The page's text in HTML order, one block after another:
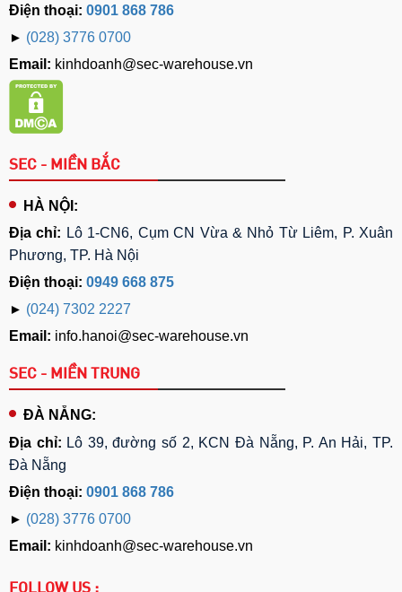
Điện thoại: 0901 868 786
► (028) 3776 0700
Email: kinhdoanh@sec-warehouse.vn
SEC - MIỀN BẮC
HÀ NỘI:
Địa chỉ: Lô 1-CN6, Cụm CN Vừa & Nhỏ Từ Liêm, P. Xuân
Phương, TP. Hà Nội
Điện thoại: 0949 668 875
► (024) 7302 2227
Email: info.hanoi@sec-warehouse.vn
SEC - MIỀN TRUNG
ĐÀ NẴNG:
Địa chỉ: Lô 39, đường số 2, KCN Đà Nẵng, P. An Hải, TP.
Đà Nẵng
Điện thoại: 0901 868 786
► (028) 3776 0700
Email: kinhdoanh@sec-warehouse.vn
FOLLOW US :